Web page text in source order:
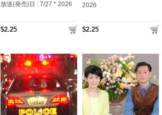
放送(発売)日 : 7/27 * 2026
$2.25
2026
$2.25